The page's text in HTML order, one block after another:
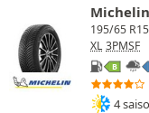
195/65
XL 3PMSF
B
4